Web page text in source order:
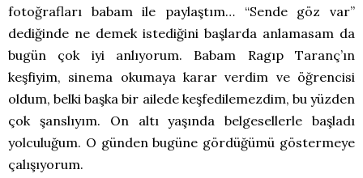
fotoğrafları babam ile paylaştım… “Sende göz var”
dediğinde ne demek istediğini başlarda anlamasam da
bugün çok iyi anlıyorum. Babam Ragıp Taranç’ın
keşfiyim, sinema okumaya karar verdim ve öğrencisi
oldum, belki başka bir ailede keşfedilemezdim, bu yüzden
çok şanslıyım. On altı yaşında belgesellerle başladı
yolculuğum. O günden bugüne gördüğümü göstermeye
çalışıyorum.